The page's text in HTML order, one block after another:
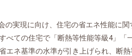
の実現に向け、住宅の省エネ性能に
べての住宅で「断熱等性能等級4」
エネ基準の水準が引き上げられ、断